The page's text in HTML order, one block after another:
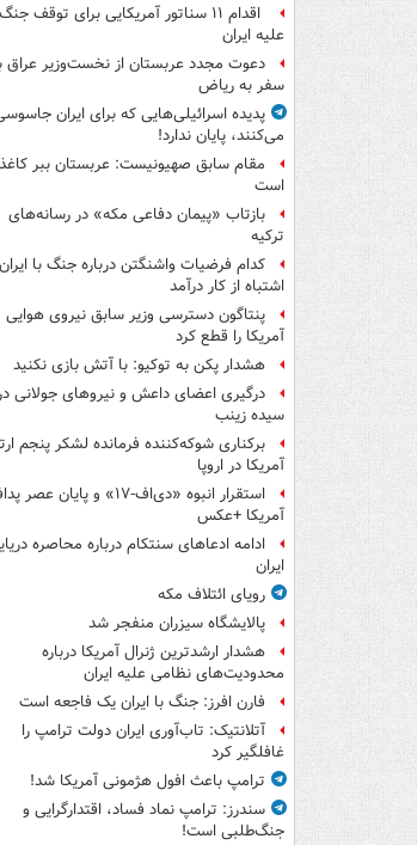
اقدام ۱۱ سناتور آمریکایی برای توقف جنگ
علیه ایران
دعوت مجدد عربستان از نخست‌وزیر عراق
سفر به ریاض
پدیده اسرائیلی‌هایی که برای ایران
می‌کنند، پایان ندارد!
مقام سابق صهیونیست: عربستان ببر
است
بازتاب «پیمان دفاعی مکه» در رسانه‌های
ترکیه
کدام فرضیات واشنگتن درباره جنگ با ایران
اشتباه از کار درآمد
پنتاگون دسترسی وزیر سابق نیروی هوایی
آمریکا را قطع کرد
هشدار پکن به توکیو: با آتش بازی نکنید
درگیری اعضای داعش و نیروهای جولانی
سیده زینب
برکناری شوکه‌کننده فرمانده لشکر پنجم
آمریکا در اروپا
استقرار انبوه «دی‌اف‑۱۷» و پایان عصر
آمریکا +عکس
ادامه ادعاهای سنتکام درباره محاصره
ایران
رویای ائتلاف مکه
پالایشگاه سیزران منفجر شد
هشدار ارشدترین ژنرال آمریکا درباره
محدودیت‌های نظامی علیه ایران
فارن افرز: جنگ با ایران یک فاجعه است
آتلانتیک: تاب‌آوری ایران دولت ترامپ را
غافلگیر کرد
ترامپ باعث افول هژمونی آمریکا شد!
سندرز: ترامپ نماد فساد، اقتدارگرایی و
جنگ‌طلبی است!